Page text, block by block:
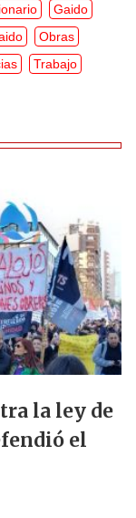
Gaido
Obras
Trabajo
la ley de
el